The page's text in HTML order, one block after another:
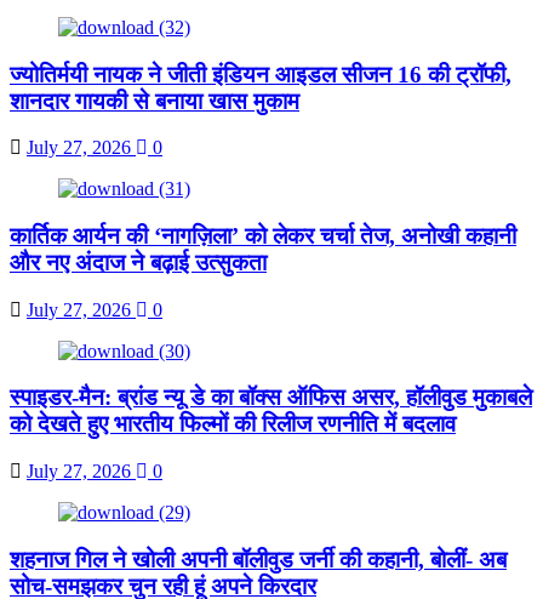
ज्योतिर्मयी नायक ने जीती इंडियन आइडल सीजन 16 की ट्रॉफी,
शानदार गायकी से बनाया खास मुकाम
July 27, 2026 0
कार्तिक आर्यन की ‘नागज़िला’ को लेकर चर्चा तेज, अनोखी कहानी
और नए अंदाज ने बढ़ाई उत्सुकता
July 27, 2026 0
स्पाइडर-मैन: ब्रांड न्यू डे का बॉक्स ऑफिस असर, हॉलीवुड मुकाबले
को देखते हुए भारतीय फिल्मों की रिलीज रणनीति में बदलाव
July 27, 2026 0
शहनाज गिल ने खोली अपनी बॉलीवुड जर्नी की कहानी, बोलीं- अब
सोच-समझकर चुन रही हूं अपने किरदार